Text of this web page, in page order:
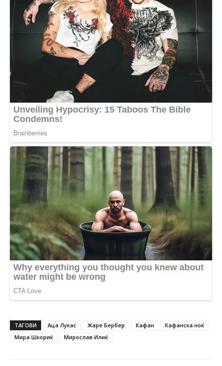
ТАГОВИ Аца Лукас Жаре Бербер Кафан
Кафанска ноќ
Мира Шкориќ
Мирослав Илиќ